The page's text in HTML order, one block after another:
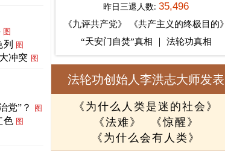
图
图
冲突 图
党”？ 图
色 图
昨日三退人数:35,496
《九评共产党》
《共产主义的终极目的》
“天安门自焚”真相
法轮功真相
法轮功创始人李洪志大师发表
《为什么人类是迷的社会》
《法难》
《惊醒》
《为什么会有人类》